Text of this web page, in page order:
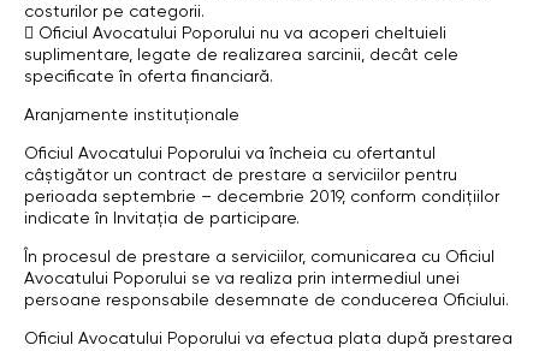
costurilor pe categorii.
 Oficiul Avocatului Poporului nu va acoperi cheltuieli
suplimentare, legate de realizarea sarcinii, decât cele
specificate în oferta financiară.
Aranjamente instituționale
Oficiul Avocatului Poporului va încheia cu ofertantul
câștigător un contract de prestare a serviciilor pentru
perioada septembrie – decembrie 2019, conform condițiilor
indicate în Invitația de participare.
În procesul de prestare a serviciilor, comunicarea cu Oficiul
Avocatului Poporului se va realiza prin intermediul unei
persoane responsabile desemnate de conducerea Oficiului.
Oficiul Avocatului Poporului va efectua plata după prestarea